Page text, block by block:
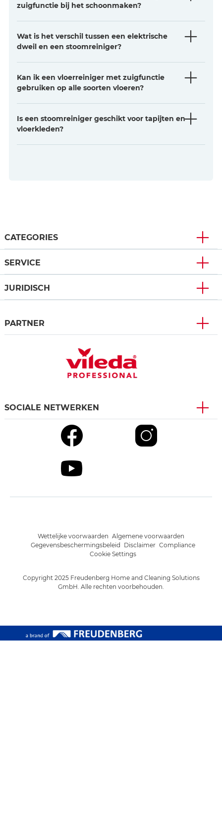
zuigfunctie bij het schoonmaken?
Wat is het verschil tussen een elektrische
dweil en een stoomreiniger?
Kan ik een vloerreiniger met zuigfunctie
gebruiken op alle soorten vloeren?
Is een stoomreiniger geschikt voor tapijten en
vloerkleden?
CATEGORIES
SERVICE
JURIDISCH
PARTNER
SOCIALE NETWERKEN
Copyright 2025 Freudenberg Home and Cleaning Solutions
GmbH. Alle rechten voorbehouden.
Wettelijke voorwaarden Algemene voorwaarden
Gegevensbeschermingsbeleid Disclaimer Compliance
Cookie Settings